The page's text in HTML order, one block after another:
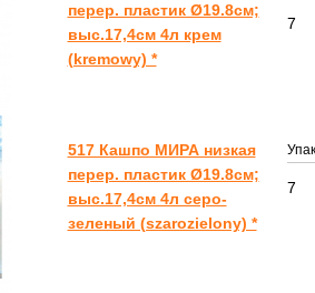
перер. пластик Ø19.8см;
выс.17,4см 4л крем
(kremowy) *
7
517 Кашпо МИРА низкая
перер. пластик Ø19.8см;
выс.17,4см 4л серо-
зеленый (szarozielony) *
7